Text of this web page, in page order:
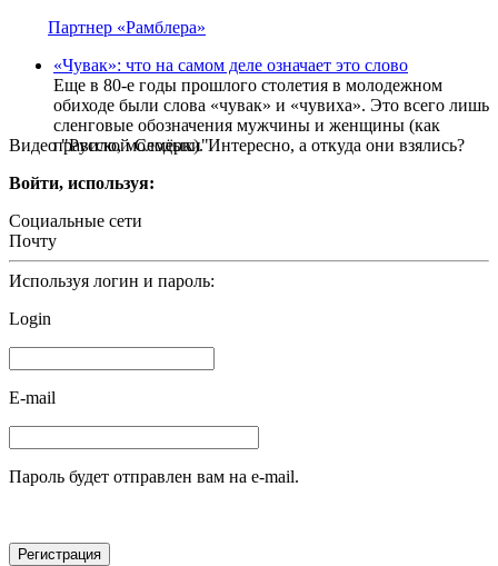
Видео "Русской Семёрки"
Партнер «Рамблера»
«Чувак»: что на самом деле означает это слово
Еще в 80-е годы прошлого столетия в молодежном
обиходе были слова «чувак» и «чувиха». Это всего лишь
сленговые обозначения мужчины и женщины (как
правило, молодых). Интересно, а откуда они взялись?
Войти, используя:
Социальные сети
Почту
Используя логин и пароль:
Login
E-mail
Пароль будет отправлен вам на e-mail.